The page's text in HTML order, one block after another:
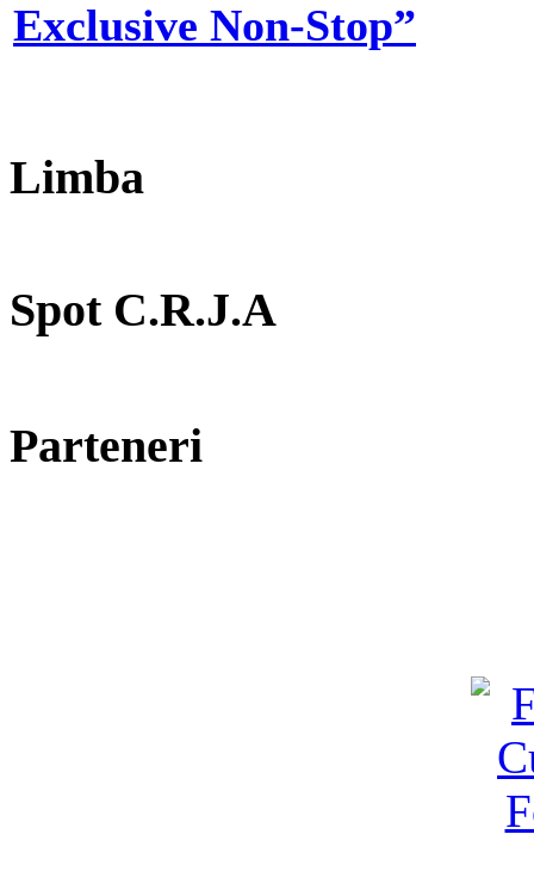
Exclusive Non-Stop”
Limba
Spot C.R.J.A
Parteneri